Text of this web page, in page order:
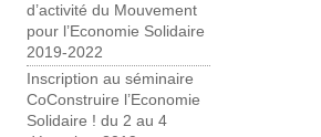
d’activité du Mouvement
pour l’Economie Solidaire
2019-2022
Inscription au séminaire
CoConstruire l’Economie
Solidaire ! du 2 au 4